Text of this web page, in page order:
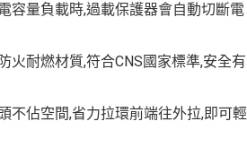
容量負載時,過載保護器會自動切斷電
火耐燃材質,符合CNS國家標準,安全有
不佔空間,省力拉環前端往外拉,即可輕